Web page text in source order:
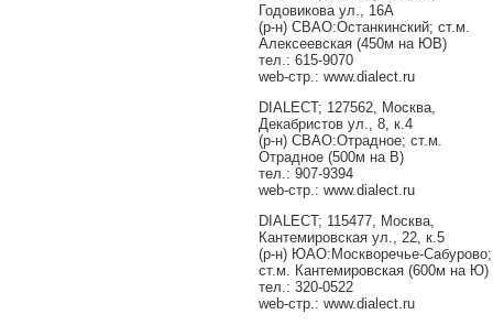
Годовикова ул., 16А
(р-н) СВАО:Останкинский; ст.м.
Алексеевская (450м на ЮВ)
тел.: 615-9070
web-стр.: www.dialect.ru
DIALECT; 127562, Москва,
Декабристов ул., 8, к.4
(р-н) СВАО:Отрадное; ст.м.
Отрадное (500м на В)
тел.: 907-9394
web-стр.: www.dialect.ru
DIALECT; 115477, Москва,
Кантемировская ул., 22, к.5
(р-н) ЮАО:Москворечье-Сабурово;
ст.м. Кантемировская (600м на Ю)
тел.: 320-0522
web-стр.: www.dialect.ru